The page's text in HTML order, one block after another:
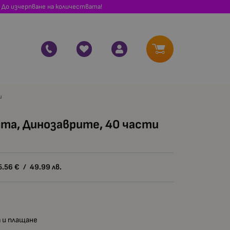
изчерпване на количествата!
Динозаврите, 40 части
€ / 49.99 лв.
плащане